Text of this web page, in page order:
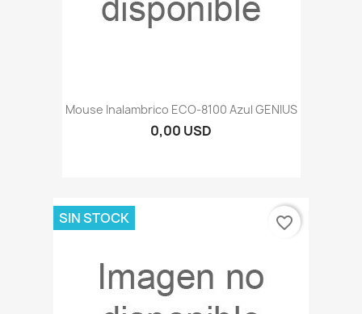
Mouse Inalambrico ECO-8100 Azul GENIUS
0,00 USD
SIN STOCK favorite_border